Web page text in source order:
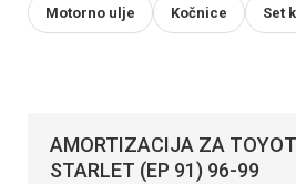
Motorno ulje Kočnice Set
AMORTIZACIJA ZA
STARLET (EP 91) 96-99